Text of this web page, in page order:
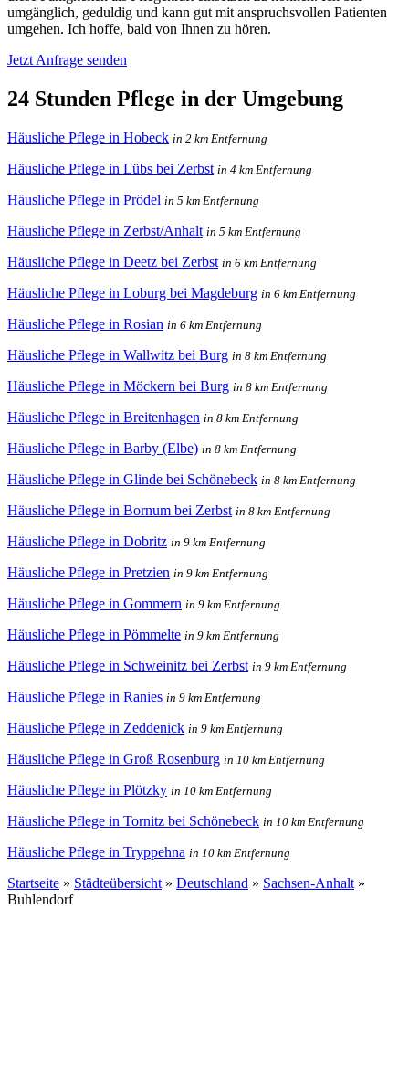
umgänglich, geduldig und kann gut mit anspruchsvollen Patienten
umgehen. Ich hoffe, bald von Ihnen zu hören.
Jetzt Anfrage senden
24 Stunden Pflege in der Umgebung
Häusliche Pflege in Hobeck in 2 km Entfernung
Häusliche Pflege in Lübs bei Zerbst in 4 km Entfernung
Häusliche Pflege in Prödel in 5 km Entfernung
Häusliche Pflege in Zerbst/Anhalt in 5 km Entfernung
Häusliche Pflege in Deetz bei Zerbst in 6 km Entfernung
Häusliche Pflege in Loburg bei Magdeburg in 6 km Entfernung
Häusliche Pflege in Rosian in 6 km Entfernung
Häusliche Pflege in Wallwitz bei Burg in 8 km Entfernung
Häusliche Pflege in Möckern bei Burg in 8 km Entfernung
Häusliche Pflege in Breitenhagen in 8 km Entfernung
Häusliche Pflege in Barby (Elbe) in 8 km Entfernung
Häusliche Pflege in Glinde bei Schönebeck in 8 km Entfernung
Häusliche Pflege in Bornum bei Zerbst in 8 km Entfernung
Häusliche Pflege in Dobritz in 9 km Entfernung
Häusliche Pflege in Pretzien in 9 km Entfernung
Häusliche Pflege in Gommern in 9 km Entfernung
Häusliche Pflege in Pömmelte in 9 km Entfernung
Häusliche Pflege in Schweinitz bei Zerbst in 9 km Entfernung
Häusliche Pflege in Ranies in 9 km Entfernung
Häusliche Pflege in Zeddenick in 9 km Entfernung
Häusliche Pflege in Groß Rosenburg in 10 km Entfernung
Häusliche Pflege in Plötzky in 10 km Entfernung
Häusliche Pflege in Tornitz bei Schönebeck in 10 km Entfernung
Häusliche Pflege in Tryppehna in 10 km Entfernung
Startseite » Städteübersicht » Deutschland » Sachsen-Anhalt »
Buhlendorf